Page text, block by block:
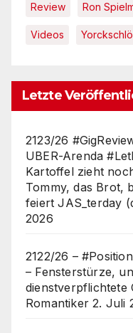
Review Ron
Videos
Letzte
2123/26
UBER-Arenda
Kartoffel zieht
Tommy, das Brot,
feiert JAS_terday
2026
2122/26 –
– Fensterstürze,
dienstverpflichtete
Romantiker 2. Juli